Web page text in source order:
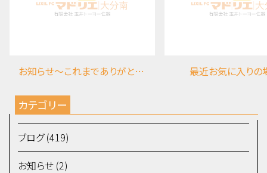
お知らせ～これまでありがとうございました 最近お気に入りの
カテゴリー
ブログ (419)
お知らせ (2)